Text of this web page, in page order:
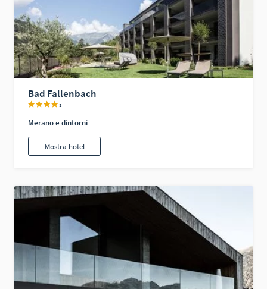
Bad Fallenbach
s
Merano e dintorni
Mostra hotel